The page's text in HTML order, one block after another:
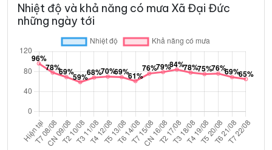
Nhiệt độ và khả năng có mưa Xã Đại Đức
những ngày tới